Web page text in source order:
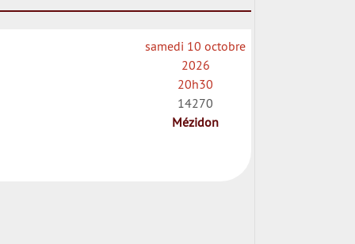
samedi 10 octobre
2026
20h30
14270
Mézidon